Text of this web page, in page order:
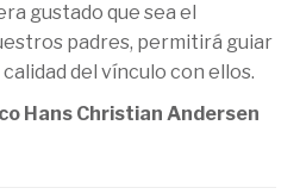
gustado que sea el
padres, permitirá guiar
del vínculo con ellos.
Hans Christian Andersen